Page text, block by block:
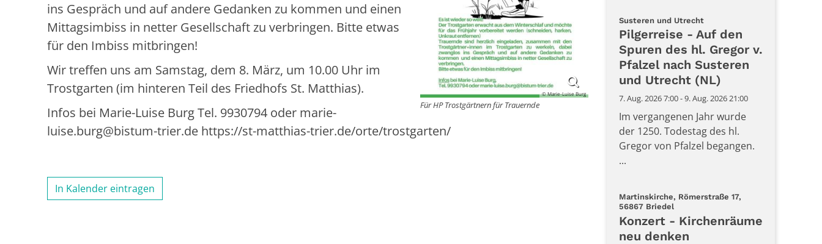
© Marie-Luise Burg
Für HP Trostgärtnern für Trauernde
ins Gespräch und auf andere Gedanken zu kommen und einen
Mittagsimbiss in netter Gesellschaft zu verbringen. Bitte etwas
für den Imbiss mitbringen!
Wir treffen uns am Samstag, dem 8. März, um 10.00 Uhr im
Trostgarten (im hinteren Teil des Friedhofs St. Matthias).
Infos bei Marie-Luise Burg Tel. 9930794 oder marie-
luise.burg@bistum-trier.de https://st-matthias-trier.de/orte/trostgarten/
In Kalender eintragen
Susteren und Utrecht:
Pilgerreise - Auf den
Spuren des hl. Gregor v.
Pfalzel nach Susteren
und Utrecht (NL)
7. Aug. 2026 7:00 - 9. Aug. 2026 21:00
Im vergangenen Jahr wurde
der 1250. Todestag des hl.
Gregor von Pfalzel begangen.
...
Martinskirche, Römerstraße 17,
56867 Briedel:
Konzert - Kirchenräume
neu denken